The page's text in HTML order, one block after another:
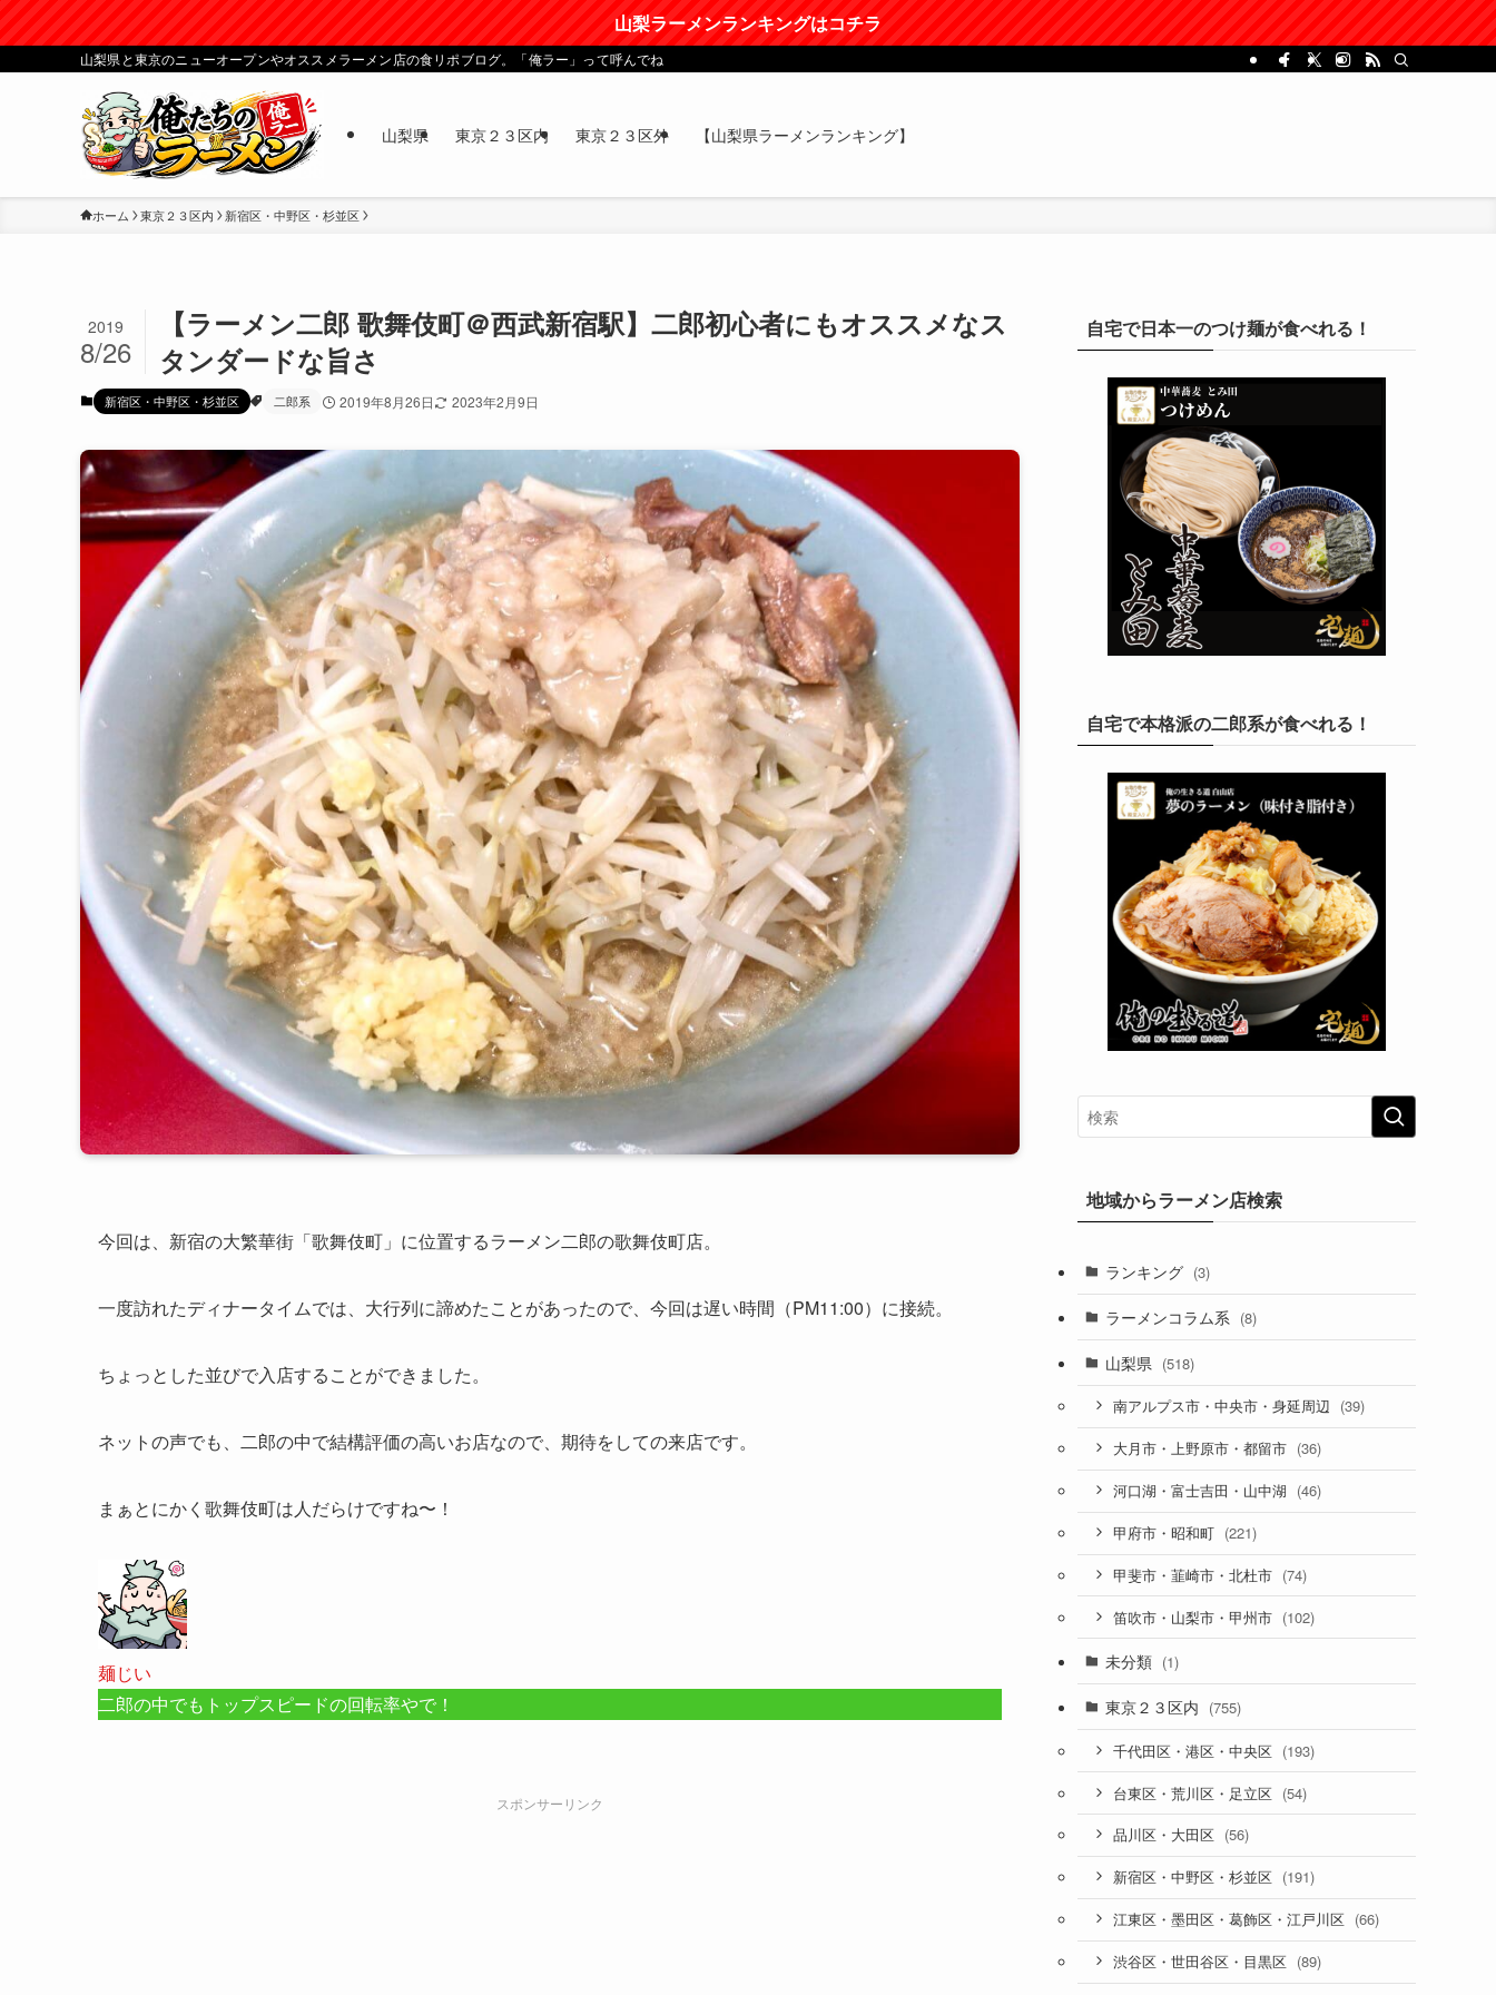
山梨ラーメンランキングはコチラ
山梨県と東京のニューオープンやオススメラーメン店の食リポブログ。「俺ラー」って呼んでね
山梨県 東京２３区内 東京２３区外 【山梨県ラーメンランキング】
ホーム 東京２３区内 新宿区・中野区・杉並区
【ラーメン二郎 歌舞伎町＠西武新宿駅】二郎初心者にもオススメなス
タンダードな旨さ
2019
8/26
新宿区・中野区・杉並区 二郎系 2019年8月26日 2023年2月9日
今回は、新宿の大繁華街「歌舞伎町」に位置するラーメン二郎の歌舞伎町店。
一度訪れたディナータイムでは、大行列に諦めたことがあったので、今回は遅い時間（PM11:00）に接続。
ちょっとした並びで入店することができました。
ネットの声でも、二郎の中で結構評価の高いお店なので、期待をしての来店です。
まぁとにかく歌舞伎町は人だらけですね〜！
麺じい
二郎の中でもトップスピードの回転率やで！
スポンサーリンク
自宅で日本一のつけ麺が食べれる！
自宅で本格派の二郎系が食べれる！
地域からラーメン店検索
ランキング (3)
ラーメンコラム系 (8)
山梨県 (518)
南アルプス市・中央市・身延周辺 (39)
大月市・上野原市・都留市 (36)
河口湖・富士吉田・山中湖 (46)
甲府市・昭和町 (221)
甲斐市・韮崎市・北杜市 (74)
笛吹市・山梨市・甲州市 (102)
未分類 (1)
東京２３区内 (755)
千代田区・港区・中央区 (193)
台東区・荒川区・足立区 (54)
品川区・大田区 (56)
新宿区・中野区・杉並区 (191)
江東区・墨田区・葛飾区・江戸川区 (66)
渋谷区・世田谷区・目黒区 (89)